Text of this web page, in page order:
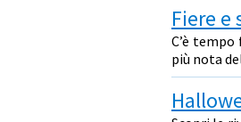
Fiere e
C’è
più nota